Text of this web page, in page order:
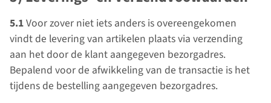
5.1Voor zover niet iets anders is overeengekomen
vindt de levering van artikelen plaats via verzending
aan het door de klant aangegeven bezorgadres.
Bepalend voor de afwikkeling van de transactie is het
tijdens de bestelling aangegeven bezorgadres.